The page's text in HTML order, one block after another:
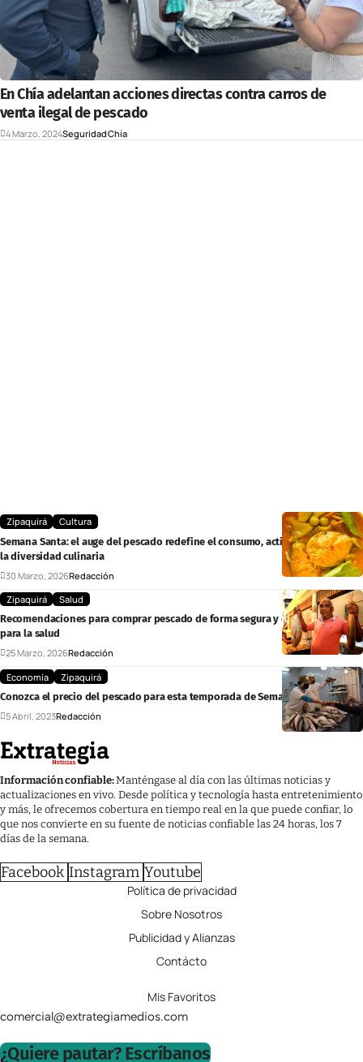
En Chía adelantan acciones directas contra carros de
venta ilegal de pescado
4 Marzo, 2024SeguridadChía
Zipaquirá
Cultura
Semana Santa: el auge del pescado redefine el consumo, activa la economía y
la diversidad culinaria
30 Marzo, 2026Redacción
Zipaquirá
Salud
Recomendaciones para comprar pescado de forma segura y evitar riesgos
para la salud
25 Marzo, 2026Redacción
Economía
Zipaquirá
Conozca el precio del pescado para esta temporada de Semana Santa
5 Abril, 2023Redacción
Información confiable:Manténgase al día con las últimas noticias y
actualizaciones en vivo. Desde política y tecnología hasta entretenimiento
y más, le ofrecemos cobertura en tiempo real en la que puede confiar, lo
que nos convierte en su fuente de noticias confiable las 24 horas, los 7
días de la semana.
Facebook Instagram Youtube
Política de privacidad
Sobre Nosotros
Publicidad y Alianzas
Contácto
Mis Favoritos
comercial@extrategiamedios.com
¿Quiere pautar? Escríbanos